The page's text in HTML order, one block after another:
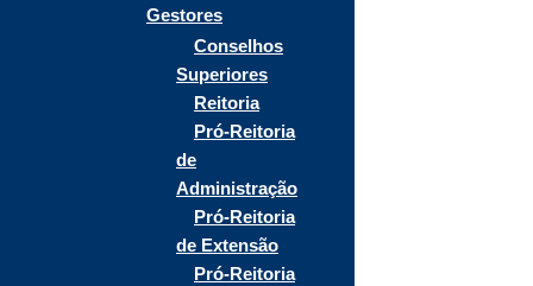
Gestores
Conselhos
Superiores
Reitoria
Pró-Reitoria
de
Administração
Pró-Reitoria
de Extensão
Pró-Reitoria